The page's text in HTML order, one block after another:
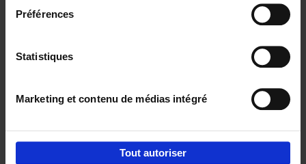
Préférences
Statistiques
Marketing et contenu de médias intégré
Tout autoriser
Digital marketing like a PRO -
completely revised edition (EN)